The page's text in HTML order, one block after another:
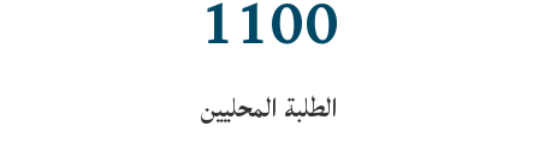
الطلبة المحليين